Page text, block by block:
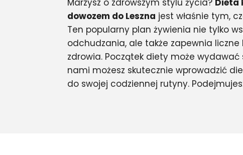
Marzysz o zdrowszym stylu życia? Dieta
dowozem do Leszna jest właśnie tym,
Ten popularny plan żywienia nie tylko
odchudzania, ale także zapewnia liczne
zdrowia. Początek diety może wydawać
nami możesz skutecznie wprowadzić
do swojej codziennej rutyny.